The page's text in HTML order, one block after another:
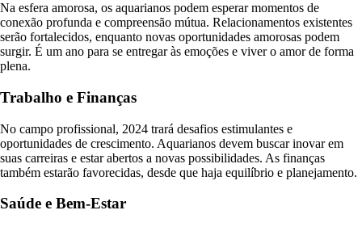
Na esfera amorosa, os aquarianos podem esperar momentos de
conexão profunda e compreensão mútua. Relacionamentos existentes
serão fortalecidos, enquanto novas oportunidades amorosas podem
surgir. É um ano para se entregar às emoções e viver o amor de forma
plena.
Trabalho e Finanças
No campo profissional, 2024 trará desafios estimulantes e
oportunidades de crescimento. Aquarianos devem buscar inovar em
suas carreiras e estar abertos a novas possibilidades. As finanças
também estarão favorecidas, desde que haja equilíbrio e planejamento.
Saúde e Bem-Estar